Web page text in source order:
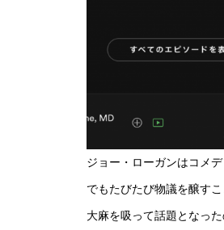
ジョー・ローガンはコメ
でもたびたび物議を醸す
大麻を吸って話題となっ